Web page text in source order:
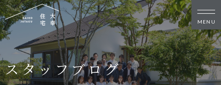
新築・リノベをお考えの方
家づくりの考え方
家づくりの流れ
スタッフブログ